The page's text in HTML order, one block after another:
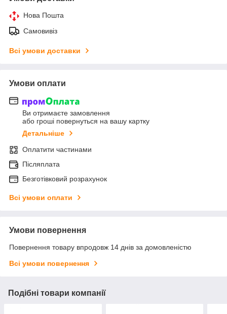
Нова Пошта
Самовивіз
Всі умови доставки
Умови оплати
Ви отримаєте замовлення
або гроші повернуться на вашу картку
Детальніше
Оплатити частинами
Післяплата
Безготівковий розрахунок
Всі умови оплати
Умови повернення
Повернення товару впродовж 14 днів за домовленістю
Всі умови повернення
Подібні товари компанії